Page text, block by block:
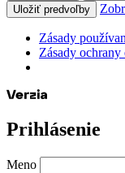
Uložiť predvoľby
Zásady
Zásady
Prihlásenie
Meno